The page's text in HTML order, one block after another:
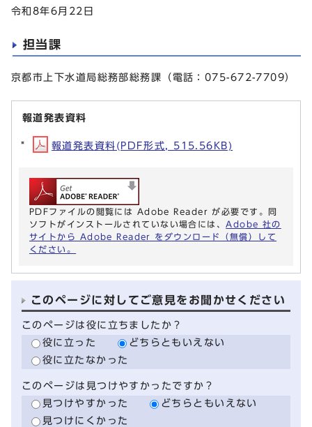
令和8年6月22日
担当課
京都市上下水道局総務部総務課（電話：075-672-7709）
報道発表資料
報道発表資料(PDF形式, 515.56KB)
PDFファイルの閲覧には Adobe Reader が必要です。同
ソフトがインストールされていない場合には、 Adobe 社の
サイトから Adobe Reader をダウンロード（無償）して
ください。
このページに対してご意見をお聞かせください
このページは役に立ちましたか？
役に立った
どちらともいえない
役に立たなかった
このページは見つけやすかったですか？
見つけやすかった
どちらともいえない
見つけにくかった